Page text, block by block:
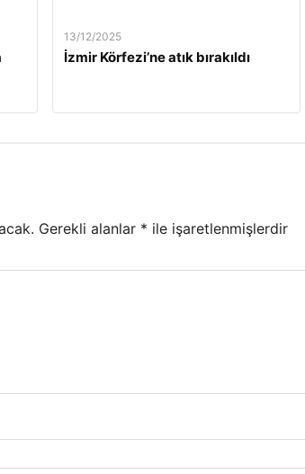
13/12/2025
İzmir Körfezi’ne atık bırakıldı
Gerekli alanlar * ile işaretlenmişlerdir